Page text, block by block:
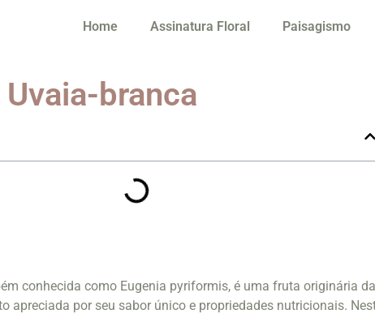
Home Assinatura Floral Paisagismo
branca
conhecida como Eugenia pyriformis, é uma fruta originária da
apreciada por seu sabor único e propriedades nutricionais.